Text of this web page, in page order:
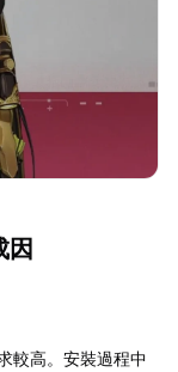
因
較高。安裝過程中